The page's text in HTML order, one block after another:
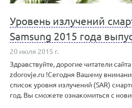
Уровень излучений
Samsung 2015 года
20 июля 2015 г.
Здравствуйте, дорогие читатели
zdorovje.ru !Сегодня Вашему
список уровня излучений (SAR)
год. Вы сможете ознакомиться с